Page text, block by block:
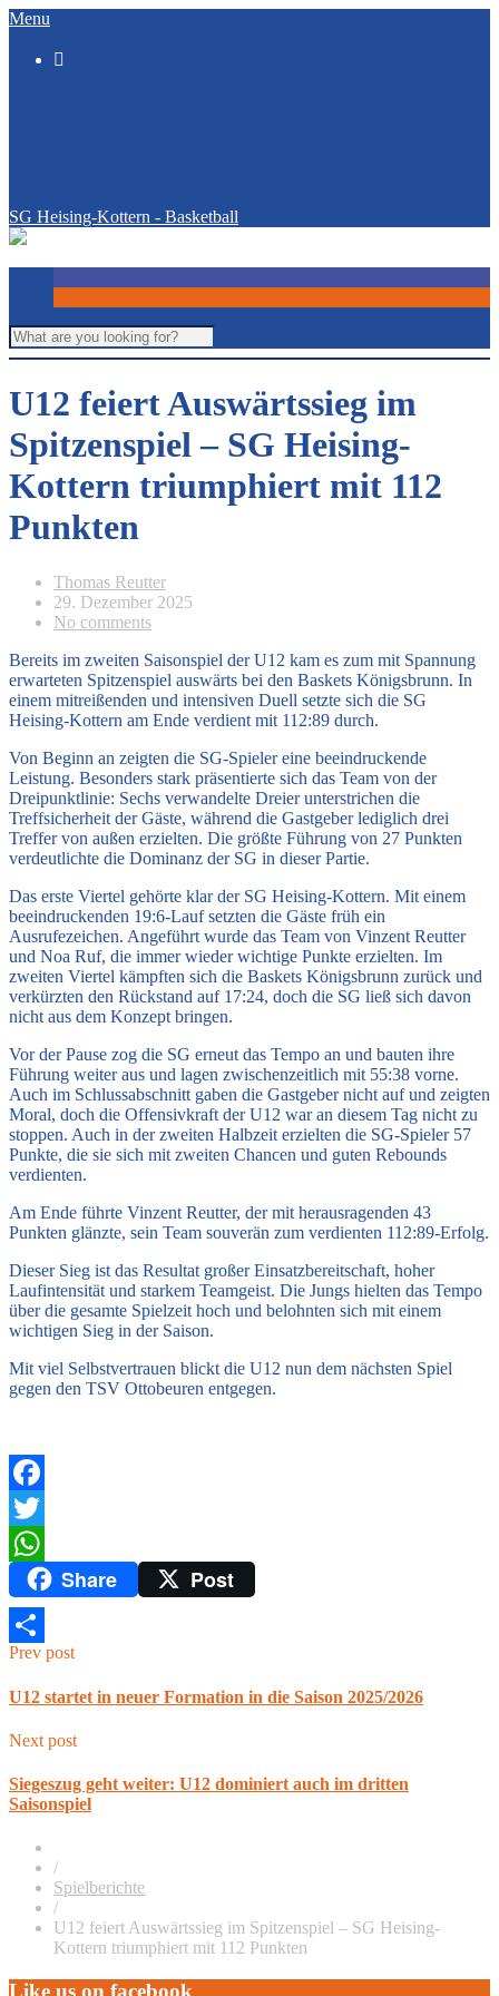
Menu

SG Heising-Kottern - Basketball
U12 feiert Auswärtssieg im
Spitzenspiel – SG Heising-
Kottern triumphiert mit 112
Punkten
Thomas Reutter
29. Dezember 2025
No comments
Bereits im zweiten Saisonspiel der U12 kam es zum mit Spannung
erwarteten Spitzenspiel auswärts bei den Baskets Königsbrunn. In
einem mitreißenden und intensiven Duell setzte sich die SG
Heising-Kottern am Ende verdient mit 112:89 durch.
Von Beginn an zeigten die SG-Spieler eine beeindruckende
Leistung. Besonders stark präsentierte sich das Team von der
Dreipunktlinie: Sechs verwandelte Dreier unterstrichen die
Treffsicherheit der Gäste, während die Gastgeber lediglich drei
Treffer von außen erzielten. Die größte Führung von 27 Punkten
verdeutlichte die Dominanz der SG in dieser Partie.
Das erste Viertel gehörte klar der SG Heising-Kottern. Mit einem
beeindruckenden 19:6-Lauf setzten die Gäste früh ein
Ausrufezeichen. Angeführt wurde das Team von Vinzent Reutter
und Noa Ruf, die immer wieder wichtige Punkte erzielten. Im
zweiten Viertel kämpften sich die Baskets Königsbrunn zurück und
verkürzten den Rückstand auf 17:24, doch die SG ließ sich davon
nicht aus dem Konzept bringen.
Vor der Pause zog die SG erneut das Tempo an und bauten ihre
Führung weiter aus und lagen zwischenzeitlich mit 55:38 vorne.
Auch im Schlussabschnitt gaben die Gastgeber nicht auf und zeigten
Moral, doch die Offensivkraft der U12 war an diesem Tag nicht zu
stoppen. Auch in der zweiten Halbzeit erzielten die SG-Spieler 57
Punkte, die sie sich mit zweiten Chancen und guten Rebounds
verdienten.
Am Ende führte Vinzent Reutter, der mit herausragenden 43
Punkten glänzte, sein Team souverän zum verdienten 112:89-Erfolg.
Dieser Sieg ist das Resultat großer Einsatzbereitschaft, hoher
Laufintensität und starkem Teamgeist. Die Jungs hielten das Tempo
über die gesamte Spielzeit hoch und belohnten sich mit einem
wichtigen Sieg in der Saison.
Mit viel Selbstvertrauen blickt die U12 nun dem nächsten Spiel
gegen den TSV Ottobeuren entgegen.
Facebook
Twitter
WhatsAppShare Post
Teilen
Prev post
U12 startet in neuer Formation in die Saison 2025/2026
Next post
Siegeszug geht weiter: U12 dominiert auch im dritten
Saisonspiel
/
Spielberichte
/
U12 feiert Auswärtssieg im Spitzenspiel – SG Heising-
Kottern triumphiert mit 112 Punkten
Like us on facebook